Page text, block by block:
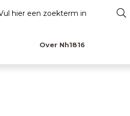
Over Nh1816